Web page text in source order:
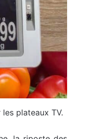
plateaux TV.